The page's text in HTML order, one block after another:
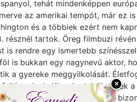
×
tehát mindenképpen
az amerikai tempót, már ez
és a többiek ezért nem
tartok. Öreg filmbuzi
is rendre egy ismertebb
is bukkan egy nagynevű aktor,
a gyereke meggyilkolását.
Kiszabadul, lihegnek
karmaikból és be akarja